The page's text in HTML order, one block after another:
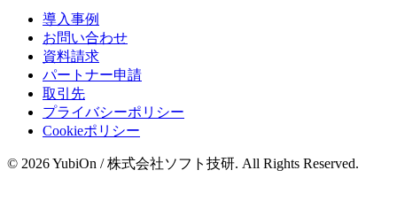
導入事例
お問い合わせ
資料請求
パートナー申請
取引先
プライバシーポリシー
Cookieポリシー
© 2026 YubiOn / 株式会社ソフト技研. All Rights Reserved.